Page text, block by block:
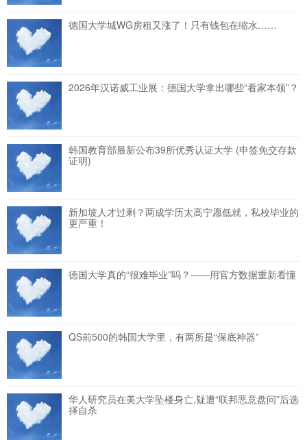
德国大学城WG房租又涨了！只有钱包在缩水……
2026年汉诺威工业展：德国大学拿出哪些“看家本领”？
韩国教育部最新公布39所优秀认证大学 (申签免交存款
证明)
新加坡人才过剩？两成学历太高宁愿低就，私校毕业的
更严重！
德国大学真的“很难毕业”吗？——用官方数据重新看懂
QS前500的韩国大学里，有两所是“保底神器”
华人研究员在美大学坠楼身亡,疑遭“联邦恶意盘问”后选
择自杀